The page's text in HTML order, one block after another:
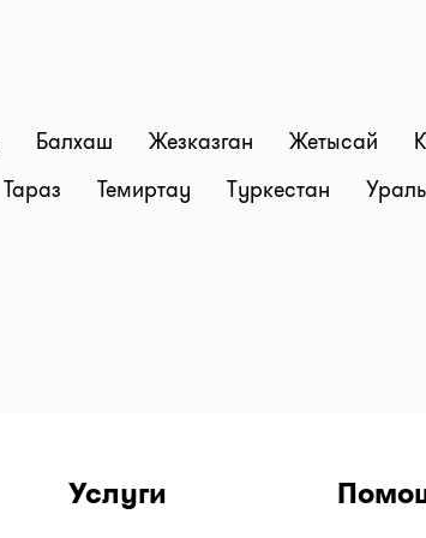
Балхаш Жезказган Жетысай
Тараз Темиртау Туркестан
Услуги